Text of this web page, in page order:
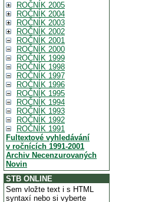
ROČNÍK 2005
ROČNÍK 2004
ROČNÍK 2003
ROČNÍK 2002
ROČNÍK 2001
ROČNÍK 2000
ROČNÍK 1999
ROČNÍK 1998
ROČNÍK 1997
ROČNÍK 1996
ROČNÍK 1995
ROČNÍK 1994
ROČNÍK 1993
ROČNÍK 1992
ROČNÍK 1991
Fultextové vyhledávání
v ročnících 1991-2001
Archiv Necenzurovaných
Novin
STB ONLINE
Sem vložte text i s HTML
syntaxí nebo si vyberte